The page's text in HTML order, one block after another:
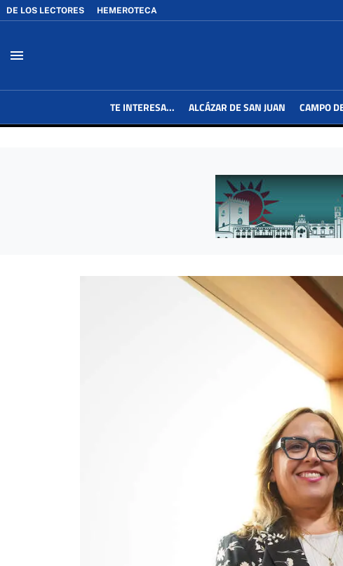
DE LOS LECTORES HEMEROTECA
menu
TE INTERESA... ALCÁZAR DE SAN JUAN CAMPO